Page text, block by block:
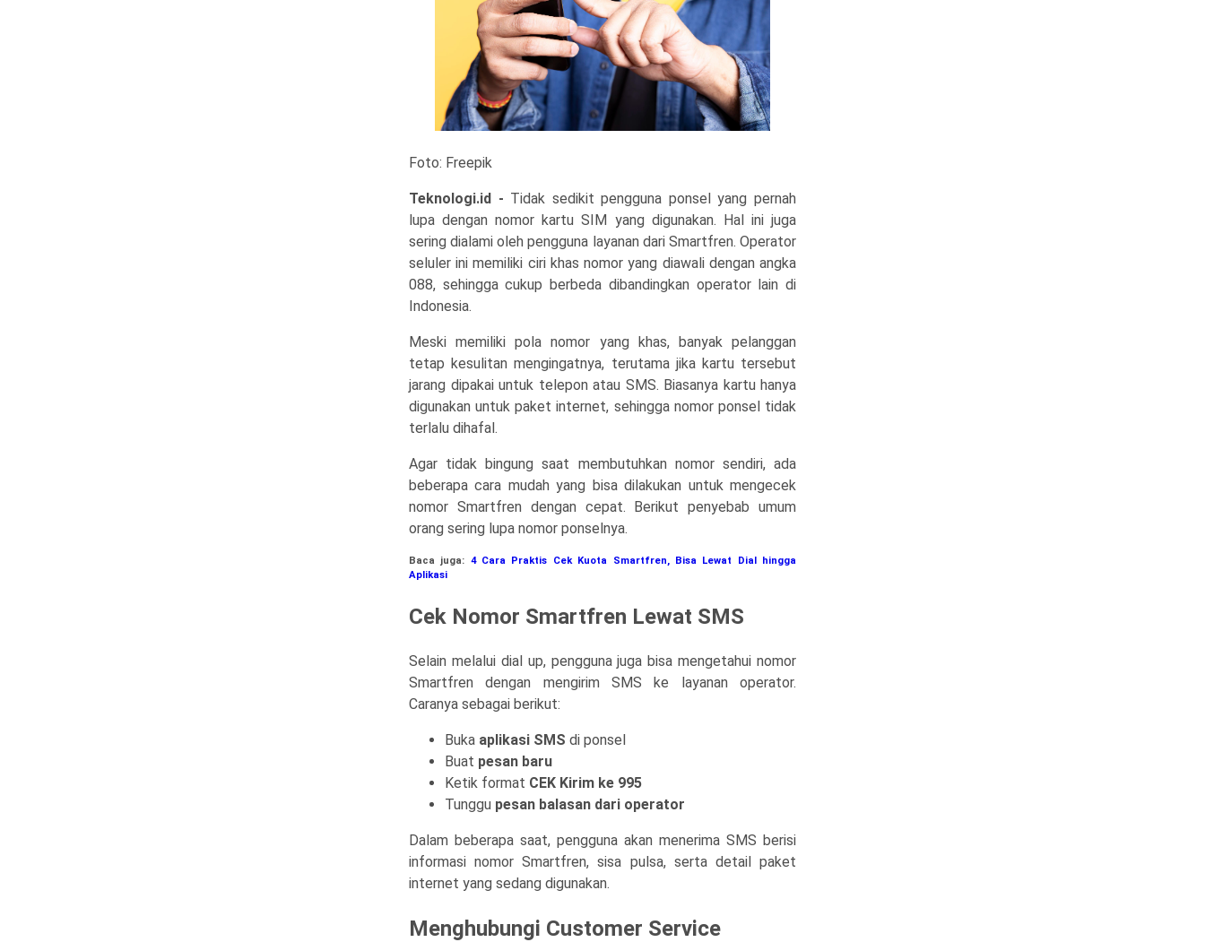
Foto: Freepik
Teknologi.id - Tidak sedikit pengguna ponsel yang pernah
lupa dengan nomor kartu SIM yang digunakan. Hal ini juga
sering dialami oleh pengguna layanan dari Smartfren. Operator
seluler ini memiliki ciri khas nomor yang diawali dengan angka
088, sehingga cukup berbeda dibandingkan operator lain di
Indonesia.
Meski memiliki pola nomor yang khas, banyak pelanggan
tetap kesulitan mengingatnya, terutama jika kartu tersebut
jarang dipakai untuk telepon atau SMS. Biasanya kartu hanya
digunakan untuk paket internet, sehingga nomor ponsel tidak
terlalu dihafal.
Agar tidak bingung saat membutuhkan nomor sendiri, ada
beberapa cara mudah yang bisa dilakukan untuk mengecek
nomor Smartfren dengan cepat. Berikut penyebab umum
orang sering lupa nomor ponselnya.
Baca juga: 4 Cara Praktis Cek Kuota Smartfren, Bisa Lewat Dial hingga
Aplikasi
Cek Nomor Smartfren Lewat SMS
Selain melalui dial up, pengguna juga bisa mengetahui nomor
Smartfren dengan mengirim SMS ke layanan operator.
Caranya sebagai berikut:
Buka aplikasi SMS di ponsel
Buat pesan baru
Ketik format CEK Kirim ke 995
Tunggu pesan balasan dari operator
Dalam beberapa saat, pengguna akan menerima SMS berisi
informasi nomor Smartfren, sisa pulsa, serta detail paket
internet yang sedang digunakan.
Menghubungi Customer Service